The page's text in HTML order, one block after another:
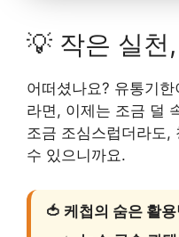
💡 작은 실천
어떠셨나요? 유통기
라면, 이제는 조금 덜
조금 조심스럽더라도,
수 있으니까요.
🍅 케첩의 숨은 활